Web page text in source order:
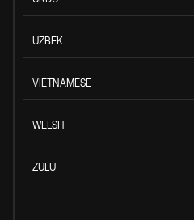
UZBEK
VIETNAMESE
WELSH
ZULU